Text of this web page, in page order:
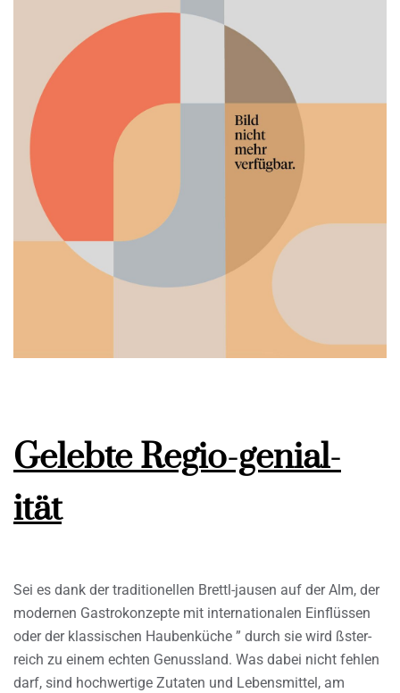
Gelebte Regio-genial-
ität
Sei es dank der traditionellen Brettl-jausen auf der Alm, der
modernen Gastrokonzepte mit internationalen Einflüssen
oder der klassischen Haubenküche ” durch sie wird ßster-
reich zu einem echten Genussland. Was dabei nicht fehlen
darf, sind hochwertige Zutaten und Lebensmittel, am